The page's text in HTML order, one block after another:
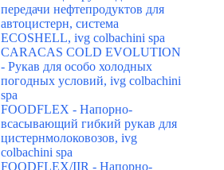
передачи нефтепродуктов для
автоцистерн, система
ECOSHELL, ivg colbachini spa
CARACAS COLD EVOLUTION
- Рукав для особо холодных
погодных условий, ivg colbachini
spa
FOODFLEX - Напорно-
всасывающий гибкий рукав для
цистернмолоковозов, ivg
colbachini spa
FOODFLEX/IIR - Напорно-